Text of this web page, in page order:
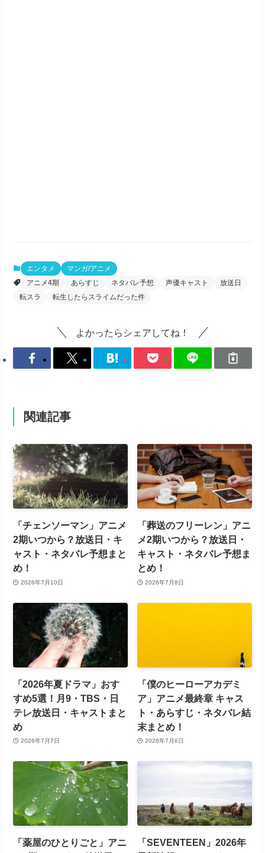
エンタメ
マンガ/アニメ
アニメ4期
あらすじ ネタバレ予想 声優キャスト
放送日
転スラ
転生したらスライムだった件
よかったらシェアしてね！
関連記事
「チェンソーマン」アニメ
2期いつから？放送日・キ
ャスト・ネタバレ予想まと
め！
2026年7月10日
「葬送のフリーレン」アニ
メ2期いつから？放送日・
キャスト・ネタバレ予想ま
とめ！
2026年7月8日
「2026年夏ドラマ」おす
すめ5選！月9・TBS・日
テレ放送日・キャストまと
め
2026年7月7日
「僕のヒーローアカデミ
ア」アニメ最終章 キャス
ト・あらすじ・ネタバレ結
末まとめ！
2026年7月6日
「薬屋のひとりごと」アニ
「SEVENTEEN」2026年